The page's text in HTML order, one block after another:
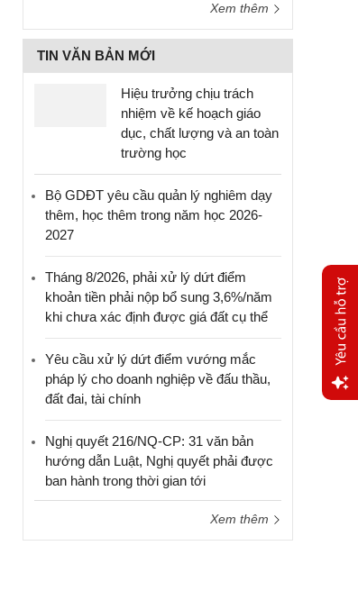
Xem thêm
TIN VĂN BẢN MỚI
Hiệu trưởng chịu trách
nhiệm về kế hoạch giáo
dục, chất lượng và an toàn
trường học
Bộ GDĐT yêu cầu quản lý nghiêm dạy
thêm, học thêm trong năm học 2026-
2027
Tháng 8/2026, phải xử lý dứt điểm
khoản tiền phải nộp bổ sung 3,6%/năm
khi chưa xác định được giá đất cụ thể
Yêu cầu xử lý dứt điểm vướng mắc
pháp lý cho doanh nghiệp về đấu thầu,
đất đai, tài chính
Nghị quyết 216/NQ-CP: 31 văn bản
hướng dẫn Luật, Nghị quyết phải được
ban hành trong thời gian tới
Xem thêm